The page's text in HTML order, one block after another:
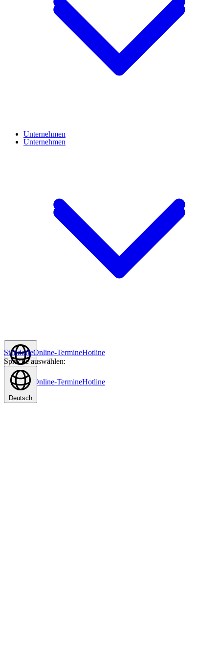
Unternehmen
Deutsch
Standorte Online-TermineHotline
Unternehmen
StandorteOnline-TermineHotline
Sprache auswählen:
Deutsch